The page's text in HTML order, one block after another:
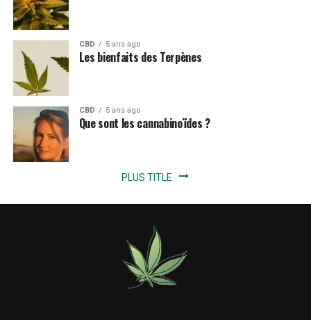
CBD 5 ans ago
Les bienfaits des Terpènes
CBD 5 ans ago
Que sont les cannabinoïdes ?
PLUS TITLE